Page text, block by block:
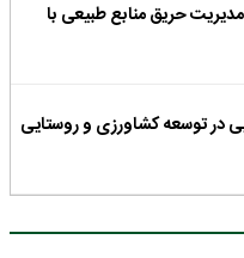
مدیریت حریق منابع طبیعی با
در توسعه کشاورزی و روستایی